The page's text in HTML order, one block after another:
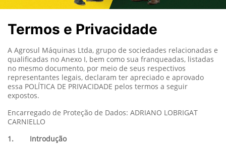
Termos e Privacidade
A Agrosul Máquinas Ltda, grupo de sociedades relacionadas e
qualificadas no Anexo I, bem como sua franqueadas, listadas
no mesmo documento, por meio de seus respectivos
representantes legais, declaram ter apreciado e aprovado
essa POLÍTICA DE PRIVACIDADE pelos termos a seguir
expostos.
Encarregado de Proteção de Dados: ADRIANO LOBRIGAT
CARNIELLO
1. Introdução